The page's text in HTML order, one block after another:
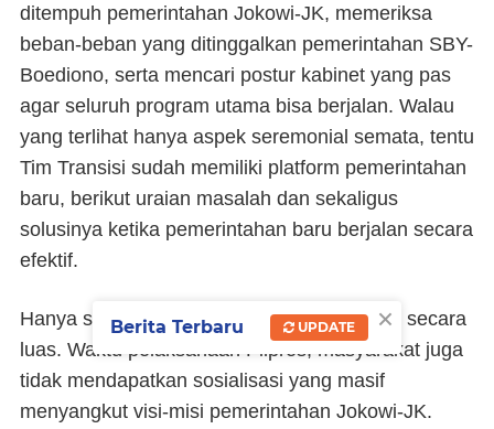
ditempuh pemerintahan Jokowi-JK, memeriksa
beban-beban yang ditinggalkan pemerintahan SBY-
Boediono, serta mencari postur kabinet yang pas
agar seluruh program utama bisa berjalan. Walau
yang terlihat hanya aspek seremonial semata, tentu
Tim Transisi sudah memiliki platform pemerintahan
baru, berikut uraian masalah dan sekaligus
solusinya ketika pemerintahan baru berjalan secara
efektif.
Hanya saja, masyarakat belum mengetahui secara
luas. Waktu pelaksanaan Pilpres, masyarakat juga
tidak mendapatkan sosialisasi yang masif
menyangkut visi-misi pemerintahan Jokowi-JK.
×
Berita Terbaru UPDATE